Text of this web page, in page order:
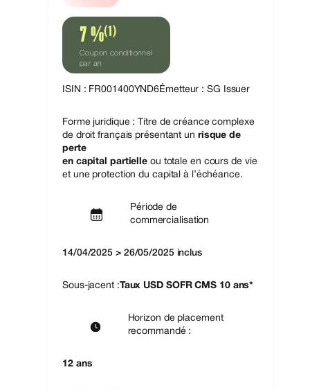
7 %(1)
Coupon conditionnel
par an
ISIN : FR001400YND6Émetteur : SG Issuer
Forme juridique : Titre de créance complexe
de droit ​français​ présentant un risque de
perte
en capital partielle ou totale en cours de vie​
et une protection du capital à l’échéance.
Période de
commercialisation
14/04/2025 > 26/05/2025 inclus
Sous-jacent : Taux USD SOFR CMS 10 ans*
Horizon de placement
recommandé :
12 ans